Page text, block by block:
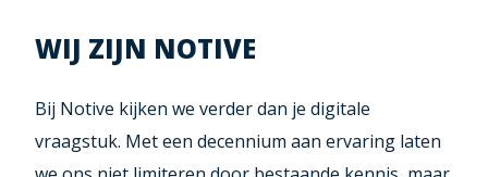
WIJ ZIJN NOTIVE
Bij Notive kijken we verder dan je digitale
vraagstuk. Met een decennium aan ervaring laten